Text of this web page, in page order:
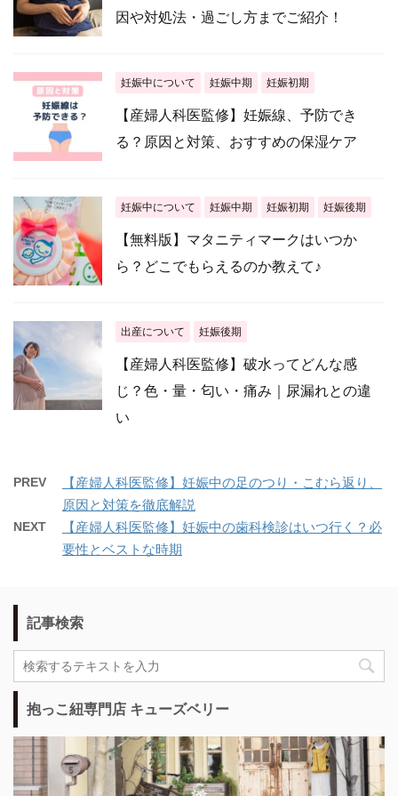
因や対処法・過ごし方までご紹介！
妊娠中について 妊娠中期 妊娠初期
【産婦人科医監修】妊娠線、予防でき
る？原因と対策、おすすめの保湿ケア
妊娠中について 妊娠中期 妊娠初期 妊娠後期
【無料版】マタニティマークはいつか
ら？どこでもらえるのか教えて♪
出産について 妊娠後期
【産婦人科医監修】破水ってどんな感
じ？色・量・匂い・痛み｜尿漏れとの違
い
PREV
【産婦人科医監修】妊娠中の足のつり・こむら返り、
原因と対策を徹底解説
NEXT
【産婦人科医監修】妊娠中の歯科検診はいつ行く？必
要性とベストな時期
記事検索
抱っこ紐専門店 キューズベリー